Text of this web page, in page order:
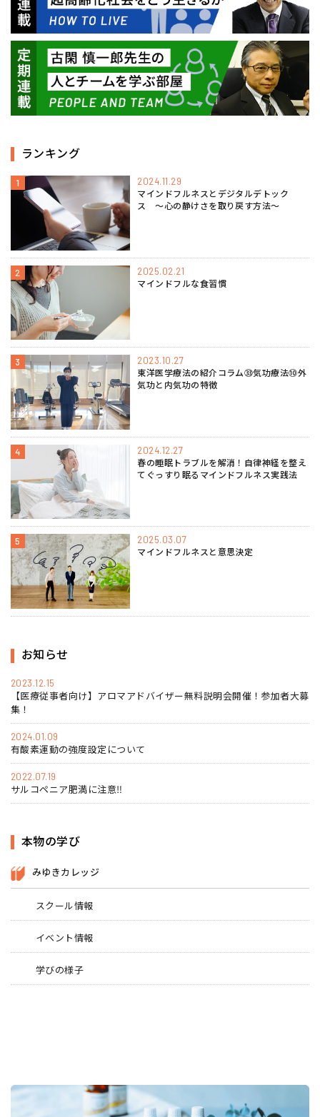
ランキング
1 2024.11.29
マインドフルネスとデジタルデトック
ス 〜心の静けさを取り戻す方法〜
2 2025.02.21
マインドフルな食習慣
3 2023.10.27
東洋医学療法の紹介コラム㉝気功療法⑩外
気功と内気功の特徴
4 2024.12.27
春の睡眠トラブルを解消！自律神経を整え
てぐっすり眠るマインドフルネス実践法
5 2025.03.07
マインドフルネスと意思決定
お知らせ
2023.12.15
【医療従事者向け】アロマアドバイザー無料説明会開催！参加者大募
集！
2024.01.09
有酸素運動の強度設定について
2022.07.19
サルコペニア肥満に注意‼
本物の学び
みゆきカレッジ
スクール情報
イベント情報
学びの様子